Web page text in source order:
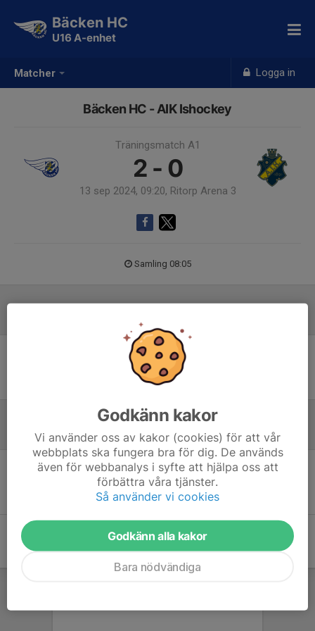
Matcher Logga in
Bäcken HC
U16 A-enhet
Bäcken HC - AIK Ishockey
Träningsmatch A1
2 - 0
13 sep 2024, 09:20, Ritorp Arena 3
Samling 08:05
Ingen uppställning ifylld
Referat
Inget referat skrivet
Godkänn kakor
Vi använder oss av kakor (cookies) för att vår
webbplats ska fungera bra för dig. De används
även för webbanalys i syfte att hjälpa oss att
förbättra våra tjänster.
Så använder vi cookies
Godkänn alla kakor
Bara nödvändiga